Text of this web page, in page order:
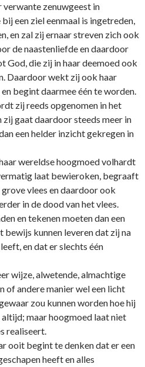
verwante zenuwgeest in
een ziel eenmaal is ingetreden,
en zal zij ernaar streven zich ook
de naastenliefde en daardoor
God, die zij in haar deemoed ook
Daardoor wekt zij ook haar
begint daarmee één te worden.
zij reeds opgenomen in het
zij gaat daardoor steeds meer in
een helder inzicht gekregen in
wereldse hoogmoed volhardt
laat bewieroken, begraaft
vlees en daardoor ook
in de dood van het vlees.
en tekenen moeten dan een
bewijs kunnen leveren dat zij na
en dat er slechts één
wijze, alwetende, almachtige
of andere manier wel een licht
zou kunnen worden hoe hij
maar hoogmoed laat niet
realiseert.
ooit begint te denken dat er een
heeft en alles